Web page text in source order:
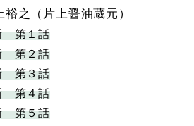
裕之（片上醤油蔵元）
第１話
第２話
第３話
第４話
第５話